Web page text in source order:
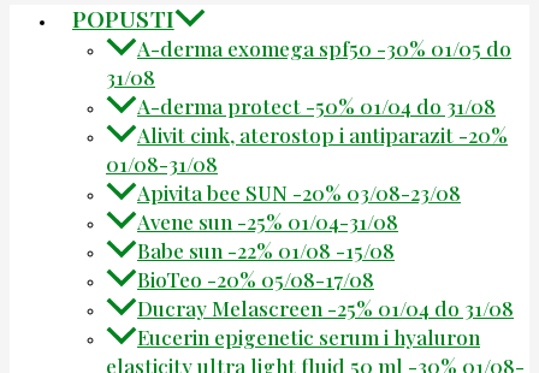
POPUSTI
A-derma exomega spf50 -30% 01/05 do
31/08
A-derma protect -50% 01/04 do 31/08
Alivit cink, aterostop i antiparazit -20%
01/08-31/08
Apivita bee SUN -20% 03/08-23/08
Avene sun -25% 01/04-31/08
Babe sun -22% 01/08 -15/08
BioTeo -20% 05/08-17/08
Ducray Melascreen -25% 01/04 do 31/08
Eucerin epigenetic serum i hyaluron
elasticity ultra light fluid 50 ml -30% 01/08-